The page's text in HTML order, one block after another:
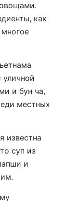
как
и бун ча,
местных
известна
суп из
и